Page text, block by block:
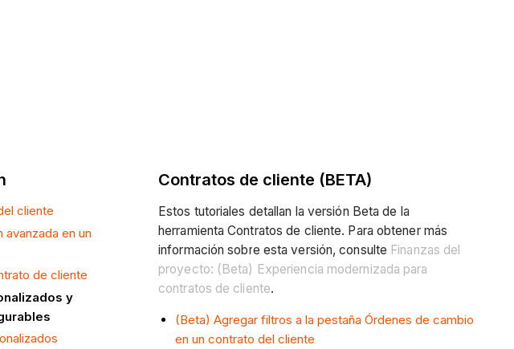
cliente
avanzada en un
de cliente
y
Contratos de cliente (BETA)
Estos tutoriales detallan la versión Beta de la
herramienta Contratos de cliente. Para obtener más
información sobre esta versión, consulte Finanzas del
proyecto: (Beta) Experiencia modernizada para
contratos de cliente.
(Beta) Agregar filtros a la pestaña Órdenes de cambio
en un contrato del cliente